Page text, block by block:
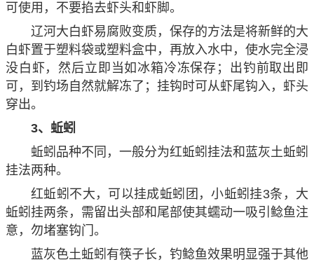
可使用，不要掐去虾头和虾脚。
辽河大白虾易腐败变质，保存的方法是将新鲜的大
白虾置于塑料袋或塑料盒中，再放入水中，使水完全浸
没白虾，然后立即当如冰箱冷冻保存；出钓前取出即
可，到钓场自然就解冻了；挂钩时可从虾尾钩入，虾头
穿出。
3、蚯蚓
蚯蚓品种不同，一般分为红蚯蚓挂法和蓝灰土蚯蚓
挂法两种。
红蚯蚓不大，可以挂成蚯蚓团，小蚯蚓挂3条，大
蚯蚓挂两条，需留出头部和尾部使其蠕动一吸引鲶鱼注
意，勿堵塞钩门。
蓝灰色土蚯蚓有筷子长，钓鲶鱼效果明显强于其他